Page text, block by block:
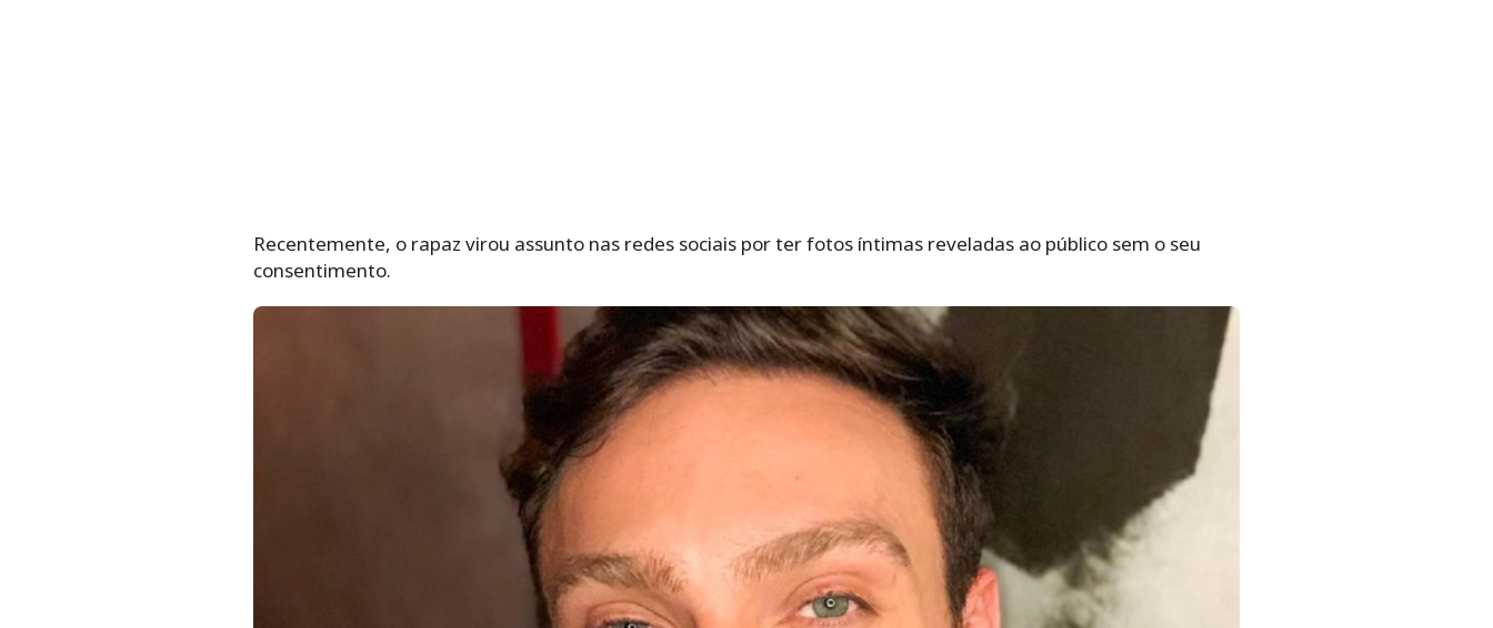
Recentemente, o rapaz virou assunto nas redes sociais por ter fotos íntimas reveladas ao público sem o seu
consentimento.